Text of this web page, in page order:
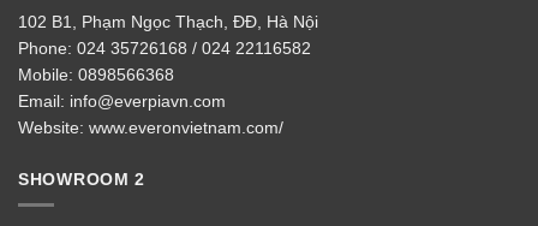
102 B1, Phạm Ngọc Thạch, ĐĐ, Hà Nội
Phone: 024 35726168 / 024 22116582
Mobile: 0898566368
Email: info@everpiavn.com
Website: www.everonvietnam.com/
SHOWROOM 2